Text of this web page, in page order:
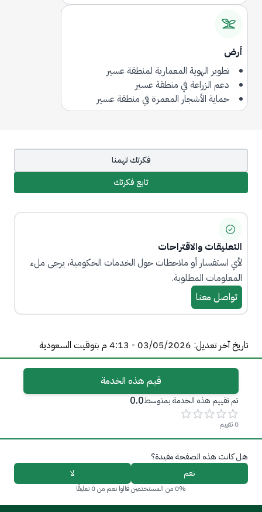
أرض
تطوير الهوية المعمارية لمنطقة عسير
دعم الزراعة في منطقة عسير
حماية اﻟﺄشجار المعمرة في منطقة عسير
فكرتك تهمنا
تابع فكرتك
التعليقات والاقتراحات
لأي استفسار أو ملاحظات حول الخدمات الحكومية، يرجى ملء
المعلومات المطلوبة.
تواصل معنا
تاريخ آخر تعديل: 03/05/2026 - 4:13 م بتوقيت السعودية
تم تقييم هذه الخدمة بمتوسط0.0
0تقييم
قيم هذه الخدمة
هل كانت هذه الصفحة مفيدة؟
نعم
لا
0% من المستخدمين قالوا نعم من 0 تعليقًا